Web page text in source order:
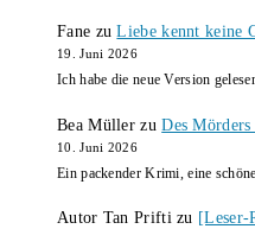
Fane zuLiebe kennt keine
19. Juni 2026
Ich habe die neue Version
Bea Müller zuDes
10. Juni 2026
Ein packender Krimi, eine
Autor Tan Priftizu [Leser-